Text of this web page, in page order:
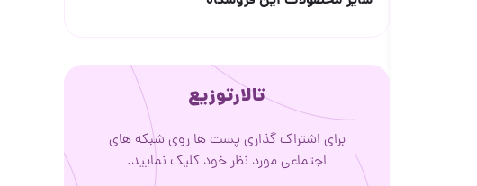
تالارتوزیع
برای اشتراک گذاری پست ها روی شبکه های
اجتماعی مورد نظر خود کلیک نمایید.